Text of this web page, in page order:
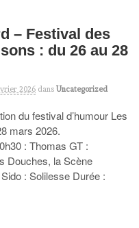
– Festival des
: du 26 au 28
2026 dans Uncategorized
du festival d’humour Les
mars 2026.
: Thomas GT :
Douches, la Scène
: Solilesse Durée :